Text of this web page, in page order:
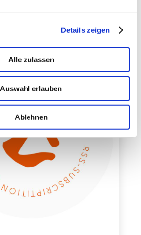
Details zeigen
Alle zulassen
Auswahl erlauben
Ablehnen